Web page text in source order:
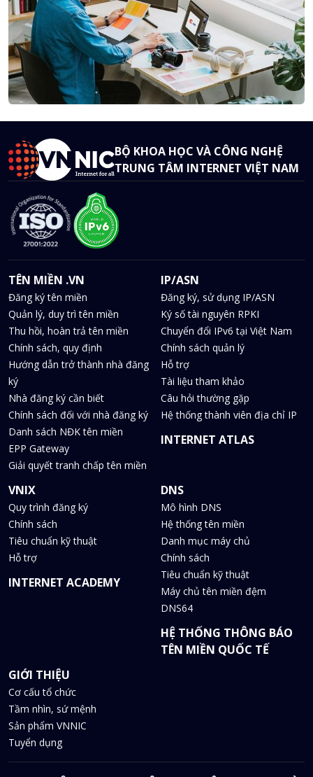
BỘ KHOA HỌC VÀ CÔNG NGHỆ
TRUNG TÂM INTERNET VIỆT NAM
TÊN MIỀN .VN
Đăng ký tên miền
Quản lý, duy trì tên miền
Thu hồi, hoàn trả tên miền
Chính sách, quy định
Hướng dẫn trở thành nhà đăng
ký
Nhà đăng ký cần biết
Chính sách đối với nhà đăng ký
Danh sách NĐK tên miền
EPP Gateway
Giải quyết tranh chấp tên miền
IP/ASN
Đăng ký, sử dụng IP/ASN
Ký số tài nguyên RPKI
Chuyển đổi IPv6 tại Việt Nam
Chính sách quản lý
Hỗ trợ
Tài liệu tham khảo
Câu hỏi thường gặp
Hệ thống thành viên địa chỉ IP
INTERNET ATLAS
VNIX
Quy trình đăng ký
Chính sách
Tiêu chuẩn kỹ thuật
Hỗ trợ
INTERNET ACADEMY
DNS
Mô hình DNS
Hệ thống tên miền
Danh mục máy chủ
Chính sách
Tiêu chuẩn kỹ thuật
Máy chủ tên miền đệm
DNS64
HỆ THỐNG THÔNG BÁO
TÊN MIỀN QUỐC TẾ
GIỚI THIỆU
Cơ cấu tổ chức
Tầm nhìn, sứ mệnh
Sản phẩm VNNIC
Tuyển dụng